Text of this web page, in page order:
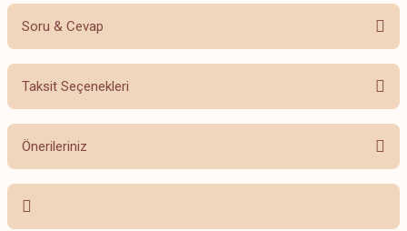
Bu ürüne ilk yorumu siz yapın!
Soru & Cevap
Ürün hakkında henüz soru sorulmamış.
Taksit Seçenekleri
Önerileriniz
Bu ürünün fiyat bilgisi, resim, ürün açıklamalarında ve diğer konularda
yetersiz gördüğünüz noktaları öneri formunu kullanarak tarafımıza